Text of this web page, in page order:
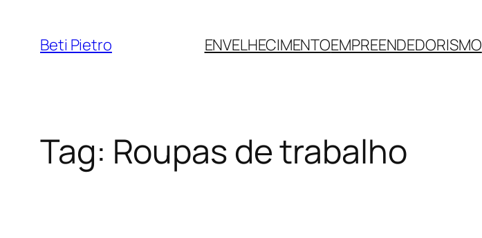
Beti Pietro ENVELHECIMENTOEMPREENDEDORISMO
Tag: Roupas de trabalho